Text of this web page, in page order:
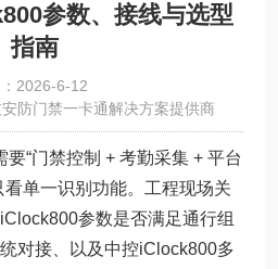
参数、接线与选型
指南
2026-6-12
防门禁一卡通解决方案提供商
“门禁控制 + 考勤采集 + 平台
看单一识别功能。工程现场关
参数是否满足通行组
对接、以及中控iClock800多